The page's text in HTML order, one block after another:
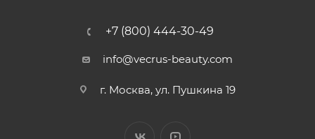
+7 (800) 444-30-49
info@vecrus-beauty.com
г. Москва, ул. Пушкина 19